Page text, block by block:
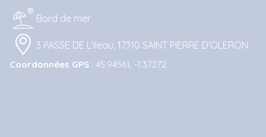
Bord de mer
3 PASSE DE L'ileau, 17310 SAINT PIERRE D'OLERON
Coordonnées GPS : 45.94561, -1.37272